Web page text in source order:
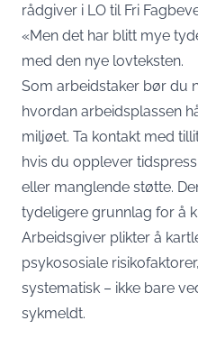
rådgiver i LO til Fri
«Men det har blitt mye
med den nye lovteksten.
Som arbeidstaker bør du
hvordan arbeidsplassen
miljøet. Ta kontakt med
hvis du opplever
eller manglende støtte.
tydeligere grunnlag for å
Arbeidsgiver plikter å
psykososiale
systematisk – ikke bare
sykmeldt.